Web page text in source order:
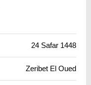
24 Safar 1448
Zeribet El Oued